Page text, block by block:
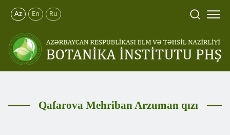
Az En Ru
Qafarova Mehriban Arzuman qızı